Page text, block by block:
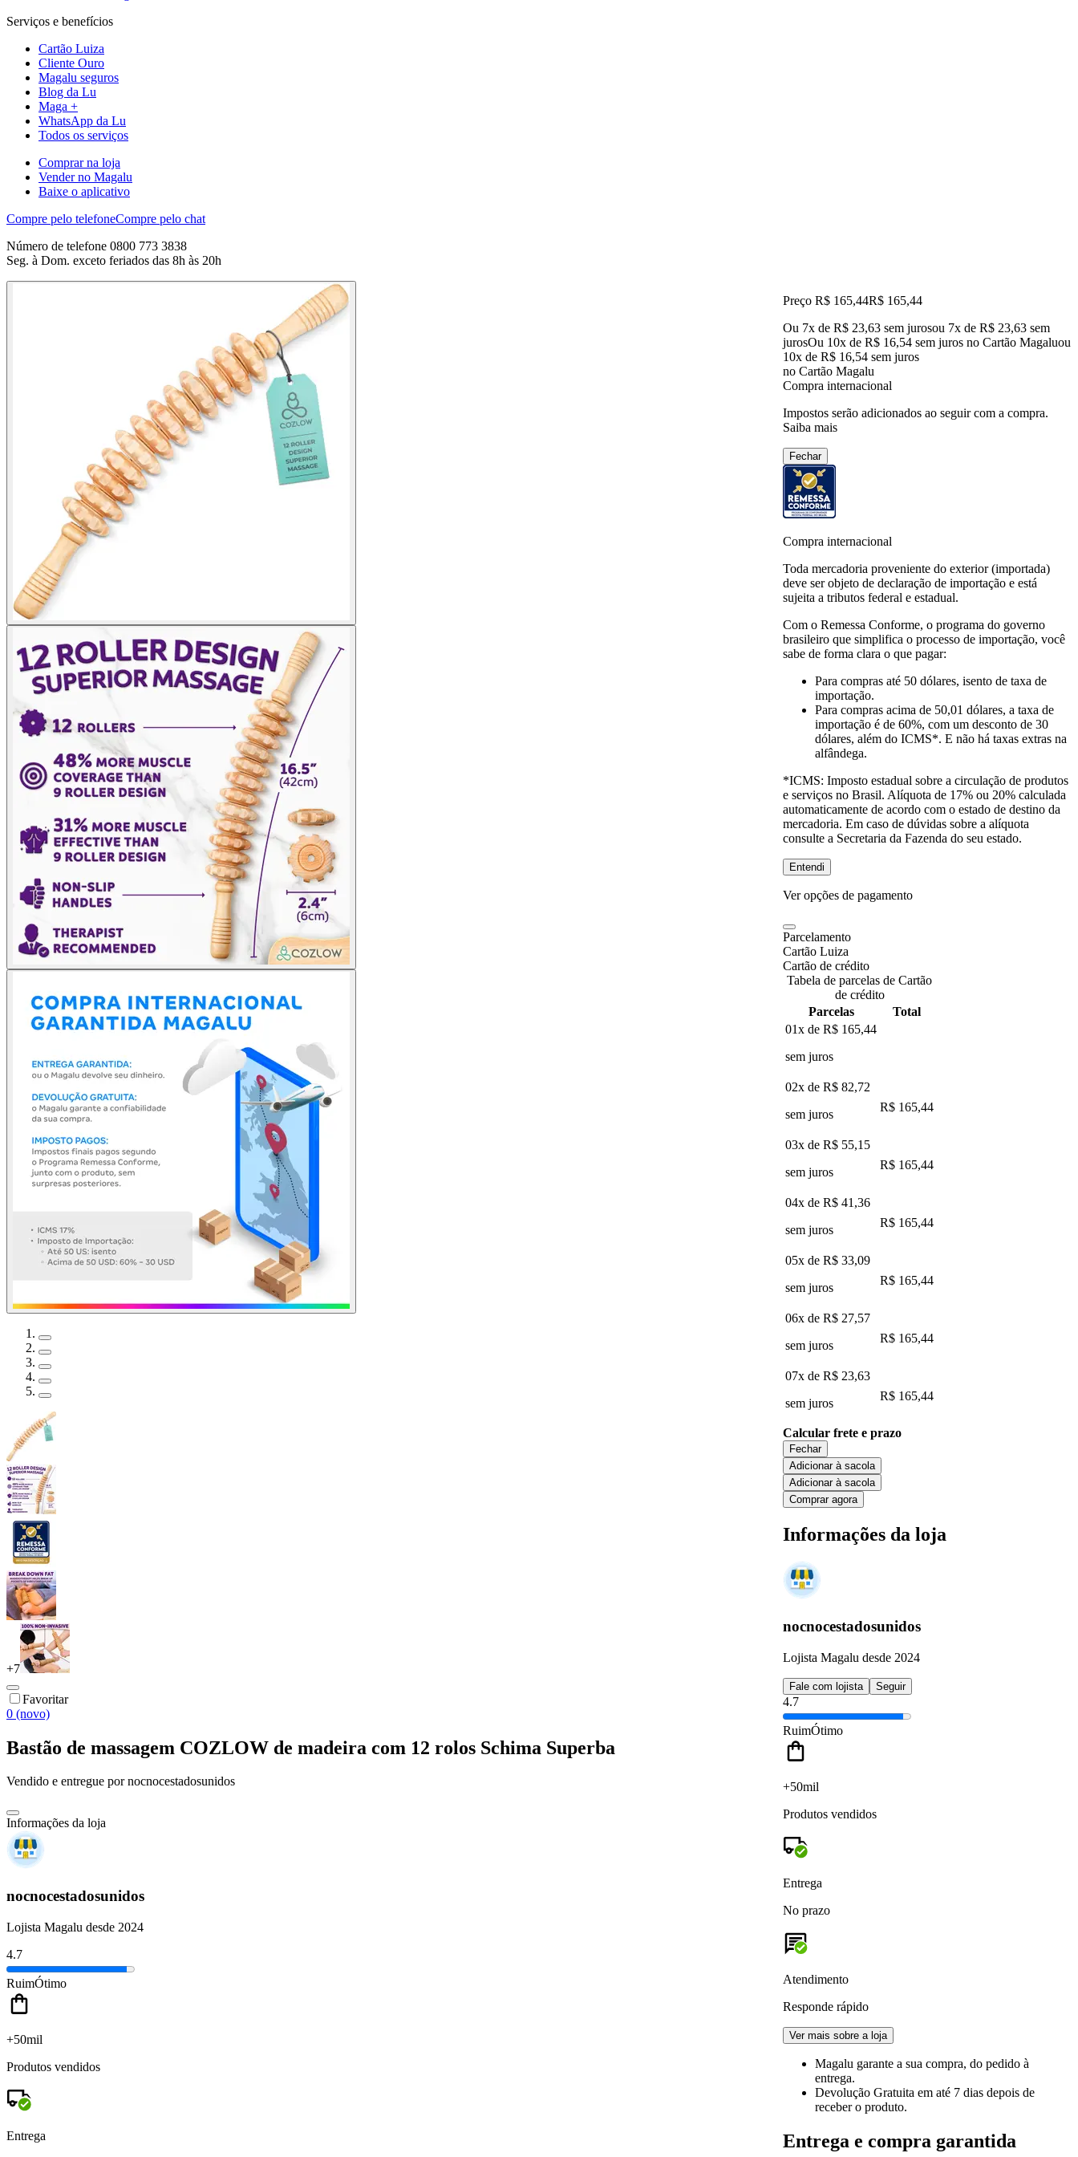
Serviços e benefícios
Cartão Luiza
Cliente Ouro
Magalu seguros
Blog da Lu
Maga +
WhatsApp da Lu
Todos os serviços
Comprar na loja
Vender no Magalu
Baixe o aplicativo
Compre pelo telefoneCompre pelo chat
Número de telefone 0800 773 3838
Seg. à Dom. exceto feriados das 8h às 20h
+7
Favoritar
0 (novo)
Bastão de massagem COZLOW de madeira com 12 rolos Schima Superba
Vendido e entregue por nocnocestadosunidos
Informações da loja
nocnocestadosunidos
Lojista Magalu desde 2024
4.7
RuimÓtimo
+50mil
Produtos vendidos
Entrega
Preço R$ 165,44R$ 165,44
Ou 7x de R$ 23,63 sem jurosou 7x de R$ 23,63 sem
jurosOu 10x de R$ 16,54 sem juros no Cartão Magaluou
10x de R$ 16,54 sem juros
no Cartão Magalu
Compra internacional
Impostos serão adicionados ao seguir com a compra.
Saiba mais
Fechar
Compra internacional
Toda mercadoria proveniente do exterior (importada)
deve ser objeto de declaração de importação e está
sujeita a tributos federal e estadual.
Com o Remessa Conforme, o programa do governo
brasileiro que simplifica o processo de importação, você
sabe de forma clara o que pagar:
Para compras até 50 dólares, isento de taxa de
importação.
Para compras acima de 50,01 dólares, a taxa de
importação é de 60%, com um desconto de 30
dólares, além do ICMS*. E não há taxas extras na
alfândega.
*ICMS: Imposto estadual sobre a circulação de produtos
e serviços no Brasil. Alíquota de 17% ou 20% calculada
automaticamente de acordo com o estado de destino da
mercadoria. Em caso de dúvidas sobre a alíquota
consulte a Secretaria da Fazenda do seu estado.
Entendi
Ver opções de pagamento
Parcelamento
Cartão Luiza
Cartão de crédito
Tabela de parcelas de Cartão
de crédito
Parcelas
Total
01x de R$ 165,44
sem juros
02x de R$ 82,72
sem juros
R$ 165,44
03x de R$ 55,15
sem juros
R$ 165,44
04x de R$ 41,36
sem juros
R$ 165,44
05x de R$ 33,09
sem juros
R$ 165,44
06x de R$ 27,57
sem juros
R$ 165,44
07x de R$ 23,63
sem juros
R$ 165,44
Calcular frete e prazo
Fechar
Adicionar à sacola
Adicionar à sacola
Comprar agora
Informações da loja
nocnocestadosunidos
Lojista Magalu desde 2024
Fale com lojista Seguir
4.7
RuimÓtimo
+50mil
Produtos vendidos
Entrega
No prazo
Atendimento
Responde rápido
Ver mais sobre a loja
Magalu garante a sua compra, do pedido à
entrega.
Devolução Gratuita em até 7 dias depois de
receber o produto.
Entrega e compra garantida